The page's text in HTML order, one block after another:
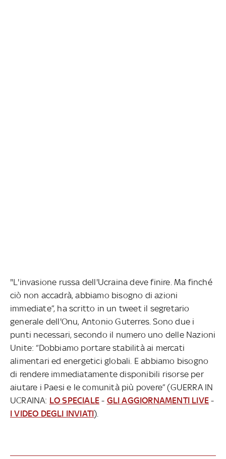
"L'invasione russa dell'Ucraina deve finire. Ma finché
ciò non accadrà, abbiamo bisogno di azioni
immediate”, ha scritto in un tweet il segretario
generale dell'Onu, Antonio Guterres. Sono due i
punti necessari, secondo il numero uno delle Nazioni
Unite: “Dobbiamo portare stabilità ai mercati
alimentari ed energetici globali. E abbiamo bisogno
di rendere immediatamente disponibili risorse per
aiutare i Paesi e le comunità più povere” (GUERRA IN
UCRAINA: LO SPECIALE - GLI AGGIORNAMENTI LIVE -
I VIDEO DEGLI INVIATI).